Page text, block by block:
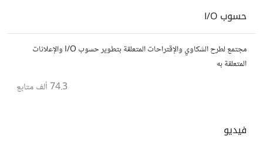
حسوب I/O
مجتمع لطرح الشكاوي والإقتراحات المتعلقة بتطوير حسوب I/O والإعلانات
المتعلقة به
74.3 ألف متابع
فيديو